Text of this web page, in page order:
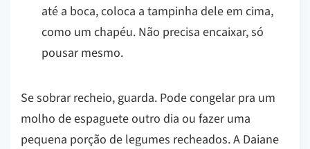
até a boca, coloca a tampinha dele em cima,
como um chapéu. Não precisa encaixar, só
pousar mesmo.
Se sobrar recheio, guarda. Pode congelar pra um
molho de espaguete outro dia ou fazer uma
pequena porção de legumes recheados. A Daiane